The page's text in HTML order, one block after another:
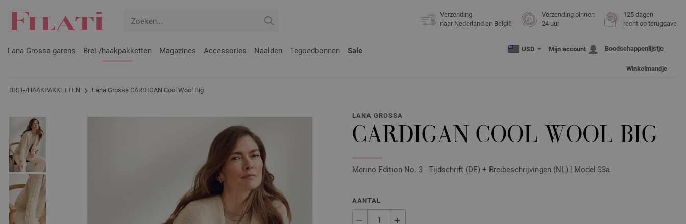
Verzending
naar Nederland en België
Verzending binnen
24 uur
125 dagen
recht op teruggave
Lana Grossa garens Brei-/haakpakketten Magazines Accessories Naalden Tegoedbonnen Sale USD Mijn account Boodschappenlijstje
Winkelmandje
BREI-/HAAKPAKKETTEN Lana Grossa CARDIGAN Cool Wool Big
LANA GROSSA
CARDIGAN COOL WOOL BIG
Merino Edition No. 3 - Tijdschrift (DE) + Breibeschrijvingen (NL) | Model 33a
AANTAL